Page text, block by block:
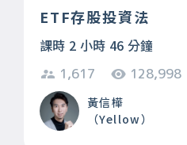
ETF存股投資法
課時 2 小時 46 分鐘
1,617 128,998
黃信樺
（Yellow）